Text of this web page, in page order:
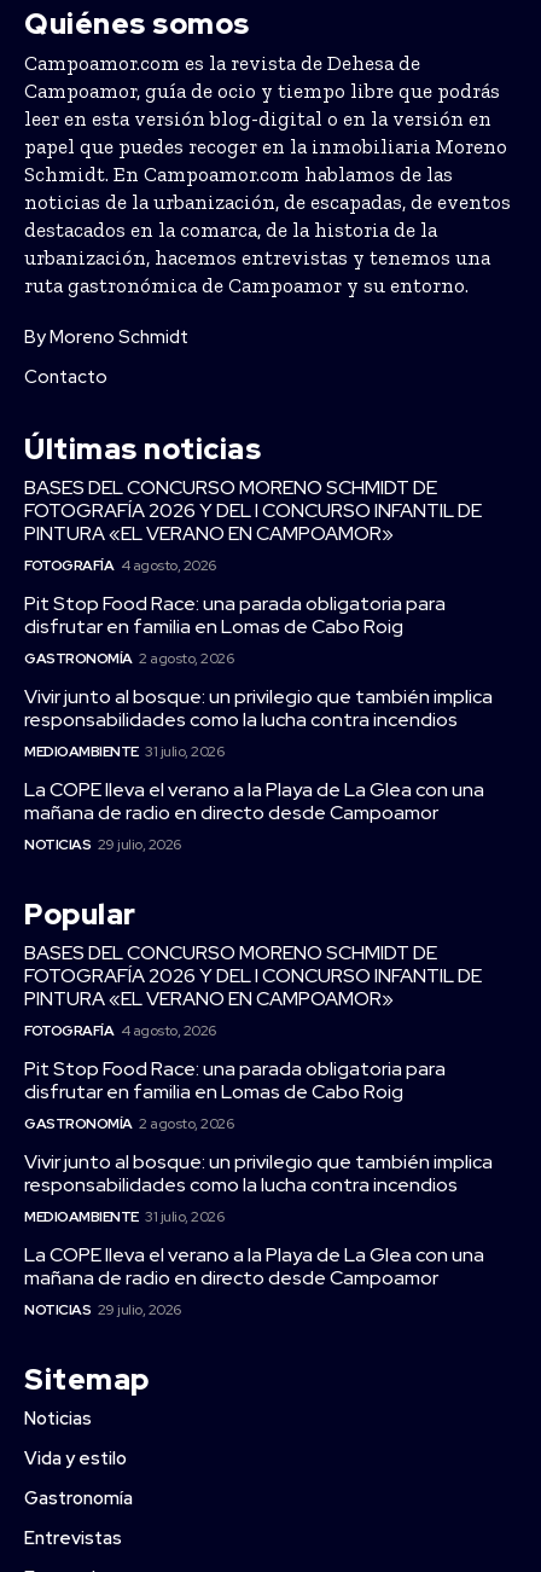
Quiénes somos
Campoamor.com es la revista de Dehesa de
Campoamor, guía de ocio y tiempo libre que podrás
leer en esta versión blog-digital o en la versión en
papel que puedes recoger en la inmobiliaria Moreno
Schmidt. En Campoamor.com hablamos de las
noticias de la urbanización, de escapadas, de eventos
destacados en la comarca, de la historia de la
urbanización, hacemos entrevistas y tenemos una
ruta gastronómica de Campoamor y su entorno.
By Moreno Schmidt
Contacto
Últimas noticias
BASES DEL CONCURSO MORENO SCHMIDT DE
FOTOGRAFÍA 2026 Y DEL I CONCURSO INFANTIL DE
PINTURA «EL VERANO EN CAMPOAMOR»
FOTOGRAFÍA 4 agosto, 2026
Pit Stop Food Race: una parada obligatoria para
disfrutar en familia en Lomas de Cabo Roig
GASTRONOMÍA 2 agosto, 2026
Vivir junto al bosque: un privilegio que también implica
responsabilidades como la lucha contra incendios
MEDIOAMBIENTE 31 julio, 2026
La COPE lleva el verano a la Playa de La Glea con una
mañana de radio en directo desde Campoamor
NOTICIAS 29 julio, 2026
Popular
BASES DEL CONCURSO MORENO SCHMIDT DE
FOTOGRAFÍA 2026 Y DEL I CONCURSO INFANTIL DE
PINTURA «EL VERANO EN CAMPOAMOR»
FOTOGRAFÍA 4 agosto, 2026
Pit Stop Food Race: una parada obligatoria para
disfrutar en familia en Lomas de Cabo Roig
GASTRONOMÍA 2 agosto, 2026
Vivir junto al bosque: un privilegio que también implica
responsabilidades como la lucha contra incendios
MEDIOAMBIENTE 31 julio, 2026
La COPE lleva el verano a la Playa de La Glea con una
mañana de radio en directo desde Campoamor
NOTICIAS 29 julio, 2026
Sitemap
Noticias
Vida y estilo
Gastronomía
Entrevistas